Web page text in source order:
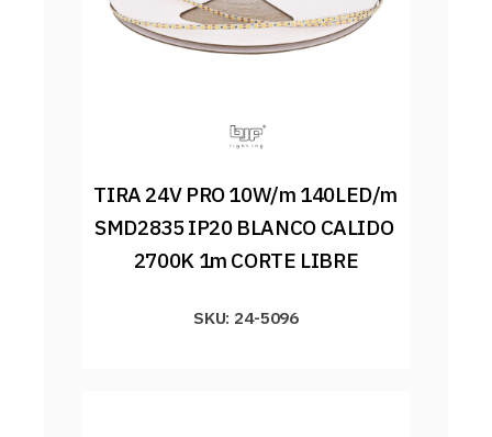
TIRA 24V PRO 10W/m 140LED/m
SMD2835 IP20 BLANCO CALIDO
2700K 1m CORTE LIBRE
SKU: 24-5096